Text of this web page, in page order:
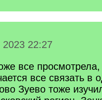
2023 22:27
все
все связать в
Зуево тоже